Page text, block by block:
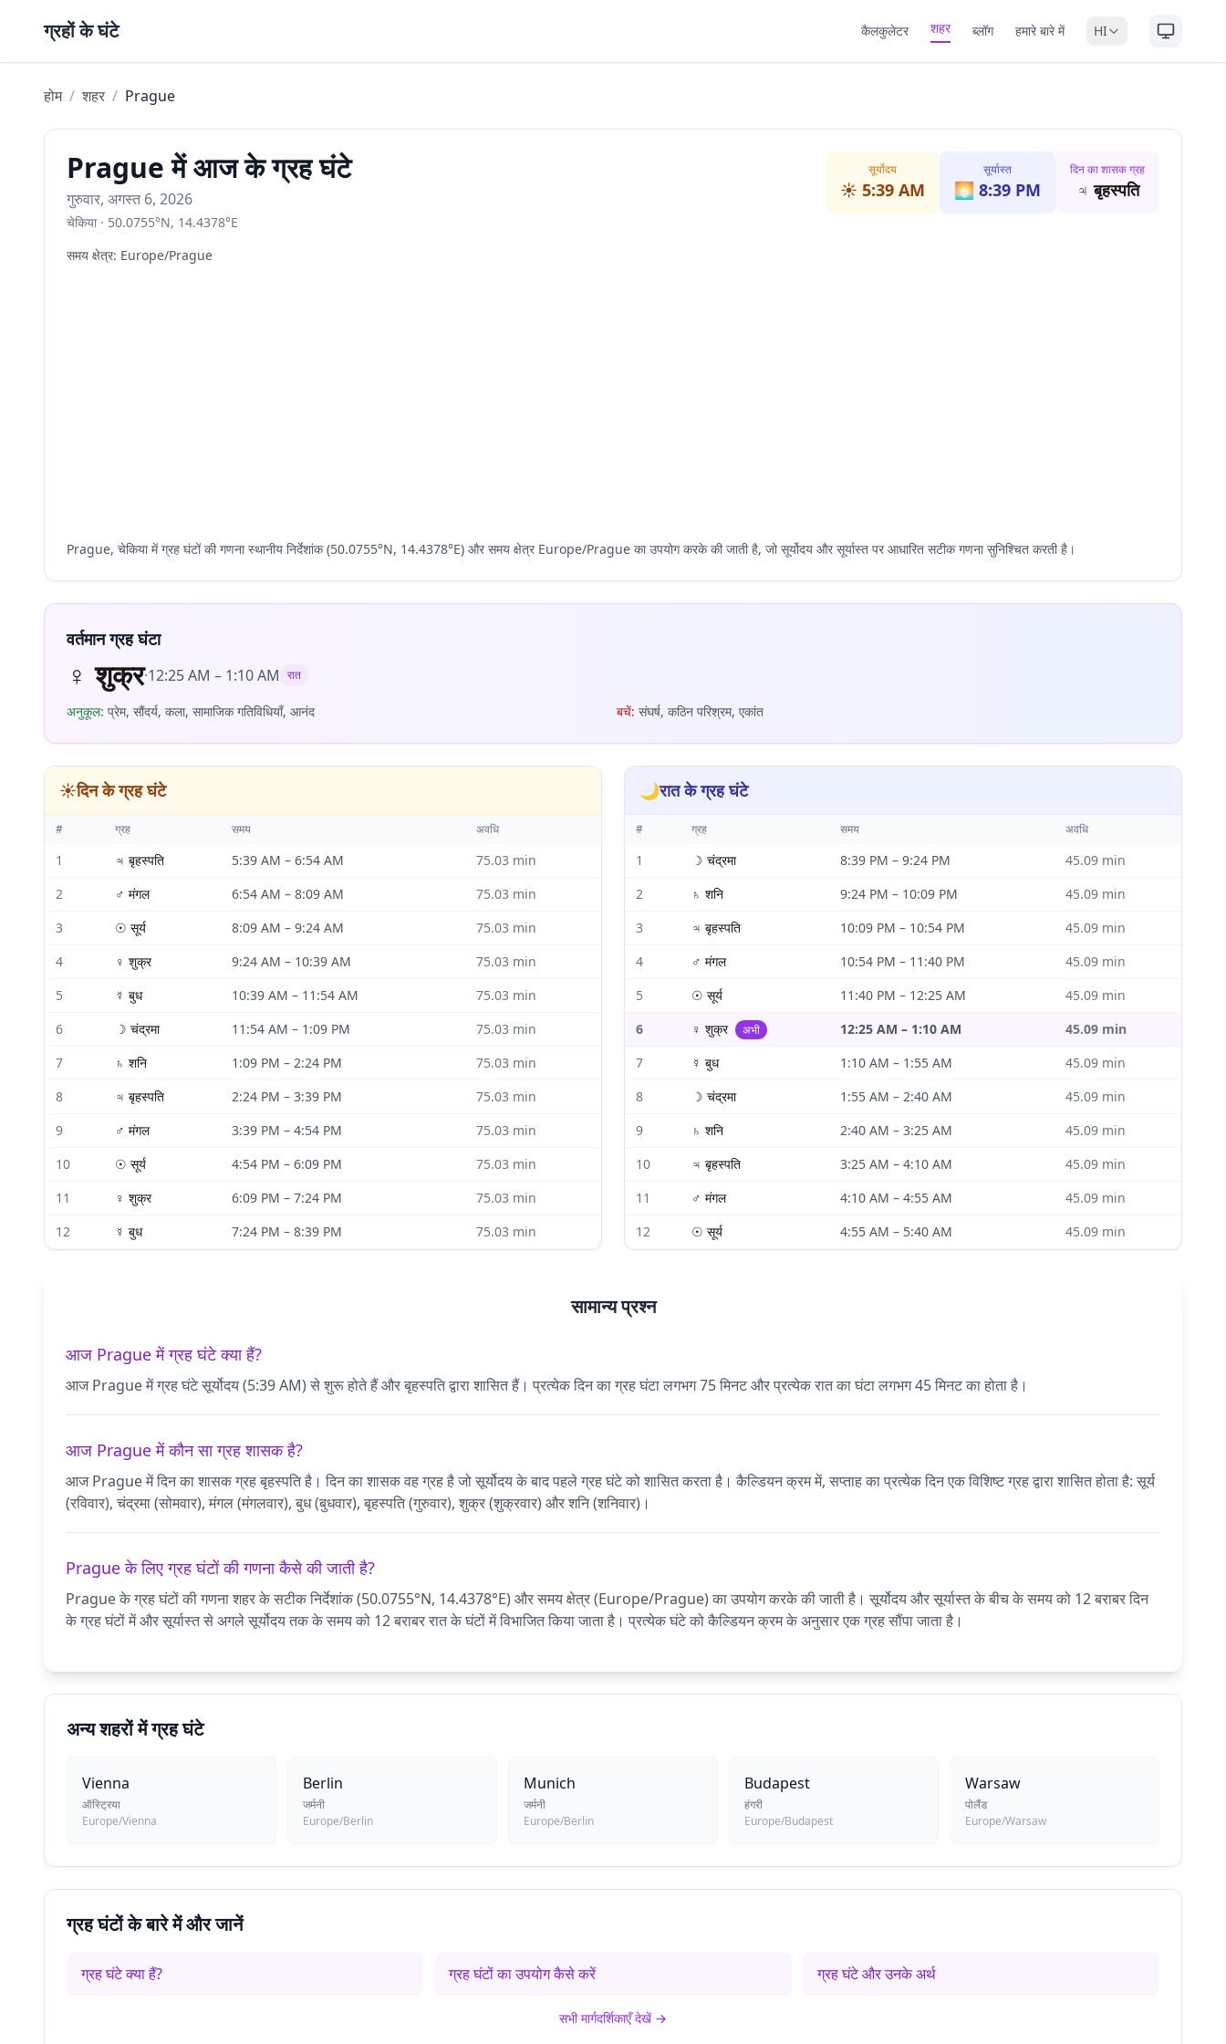
Skip to content
ग्रहों के घंटे कैलकुलेटर शहर ब्लॉग हमारे बारे में HI
होम / शहर / Prague
Prague में आज के ग्रह घंटे
गुरुवार, अगस्त 6, 2026
चेकिया· 50.0755°N, 14.4378°E
सूर्योदय
☀️ 5:39 AM
सूर्यास्त
🌅 8:39 PM
दिन का शासक ग्रह
♃ बृहस्पति
समय क्षेत्र: Europe/Prague
Prague, चेकिया में ग्रह घंटों की गणना स्थानीय निर्देशांक (50.0755°N, 14.4378°E) और समय क्षेत्र Europe/Prague का उपयोग करके की जाती है, जो सूर्योदय और सूर्यास्त पर आधारित सटीक गणना सुनिश्चित करती है।
वर्तमान ग्रह घंटा
♀ शुक्र·12:25 AM – 1:10 AM रात
अनुकूल: प्रेम, सौंदर्य, कला, सामाजिक गतिविधियाँ, आनंद बचें: संघर्ष, कठिन परिश्रम, एकांत
☀️दिन के ग्रह घंटे
# ग्रह समय अवधि
1 ♃ बृहस्पति 5:39 AM – 6:54 AM 75.03 min
2
♂ मंगल 6:54 AM – 8:09 AM 75.03 min
3
☉ सूर्य 8:09 AM – 9:24 AM 75.03 min
4
♀ शुक्र 9:24 AM – 10:39 AM 75.03 min
5
☿ बुध 10:39 AM – 11:54 AM 75.03 min
6
☽ चंद्रमा 11:54 AM – 1:09 PM 75.03 min
7
♄ शनि 1:09 PM – 2:24 PM 75.03 min
8
♃ बृहस्पति 2:24 PM – 3:39 PM 75.03 min
9
♂ मंगल 3:39 PM – 4:54 PM 75.03 min
10
☉ सूर्य 4:54 PM – 6:09 PM 75.03 min
11
♀ शुक्र 6:09 PM – 7:24 PM 75.03 min
12
☿ बुध 7:24 PM – 8:39 PM 75.03 min
🌙रात के ग्रह घंटे
# ग्रह समय अवधि
1 ☽ चंद्रमा 8:39 PM – 9:24 PM 45.09 min
2
♄ शनि 9:24 PM – 10:09 PM 45.09 min
3
♃ बृहस्पति 10:09 PM – 10:54 PM 45.09 min
4
♂ मंगल 10:54 PM – 11:40 PM 45.09 min
5
☉ सूर्य 11:40 PM – 12:25 AM 45.09 min
6
♀ शुक्र अभी 12:25 AM – 1:10 AM 45.09 min
7
☿ बुध 1:10 AM – 1:55 AM 45.09 min
8
☽ चंद्रमा 1:55 AM – 2:40 AM 45.09 min
9
♄ शनि 2:40 AM – 3:25 AM 45.09 min
10
♃ बृहस्पति 3:25 AM – 4:10 AM 45.09 min
11
♂ मंगल 4:10 AM – 4:55 AM 45.09 min
12
☉ सूर्य 4:55 AM – 5:40 AM 45.09 min
सामान्य प्रश्न
आज Prague में ग्रह घंटे क्या हैं?
आज Prague में ग्रह घंटे सूर्योदय (5:39 AM) से शुरू होते हैं और बृहस्पति द्वारा शासित हैं। प्रत्येक दिन का ग्रह घंटा लगभग 75 मिनट और प्रत्येक रात का घंटा लगभग 45 मिनट का होता है।
आज Prague में कौन सा ग्रह शासक है?
आज Prague में दिन का शासक ग्रह बृहस्पति है। दिन का शासक वह ग्रह है जो सूर्योदय के बाद पहले ग्रह घंटे को शासित करता है। कैल्डियन क्रम में, सप्ताह का प्रत्येक दिन एक विशिष्ट ग्रह द्वारा शासित होता है: सूर्य
(रविवार), चंद्रमा (सोमवार), मंगल (मंगलवार), बुध (बुधवार), बृहस्पति (गुरुवार), शुक्र (शुक्रवार) और शनि (शनिवार)।
Prague के लिए ग्रह घंटों की गणना कैसे की जाती है?
Prague के ग्रह घंटों की गणना शहर के सटीक निर्देशांक (50.0755°N, 14.4378°E) और समय क्षेत्र (Europe/Prague) का उपयोग करके की जाती है। सूर्योदय और सूर्यास्त के बीच के समय को 12 बराबर दिन
के ग्रह घंटों में और सूर्यास्त से अगले सूर्योदय तक के समय को 12 बराबर रात के घंटों में विभाजित किया जाता है। प्रत्येक घंटे को कैल्डियन क्रम के अनुसार एक ग्रह सौंपा जाता है।
अन्य शहरों में ग्रह घंटे
Vienna
ऑस्ट्रिया
Europe/Vienna
Berlin
जर्मनी
Europe/Berlin
Munich
जर्मनी
Europe/Berlin
Budapest
हंगरी
Europe/Budapest
Warsaw
पोलैंड
Europe/Warsaw
ग्रह घंटों के बारे में और जानें
ग्रह घंटे क्या हैं? ग्रह घंटों का उपयोग कैसे करें ग्रह घंटे और उनके अर्थ
सभी मार्गदर्शिकाएँ देखें →